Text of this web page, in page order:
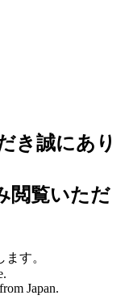
き誠にあり
閲覧いただ
す。
Japan.